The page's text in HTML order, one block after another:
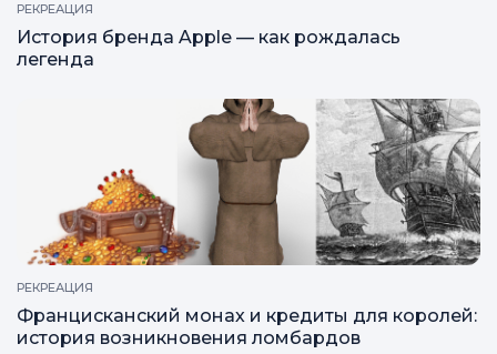
РЕКРЕАЦИЯ
История бренда Apple — как рождалась
легенда
РЕКРЕАЦИЯ
Францисканский монах и кредиты для королей:
история возникновения ломбардов